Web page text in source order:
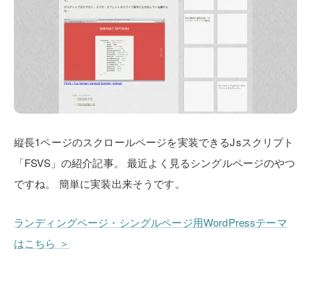
縦長1ページのスクロールページを実装できるJsスクリプト
「FSVS」の紹介記事。
最近よく見るシングルページのやつ
ですね。
簡単に実装出来そうです。
ランディングページ・シングルページ用WordPressテーマ
はこちら ＞